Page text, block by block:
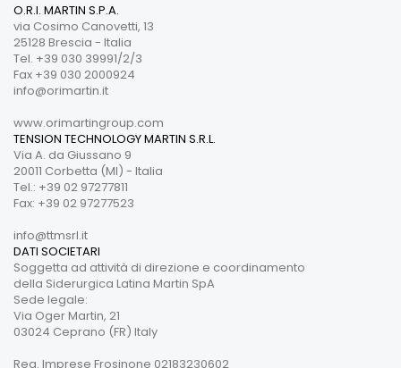
O.R.I. MARTIN S.P.A.
via Cosimo Canovetti, 13
25128 Brescia - Italia
Tel. +39 030 39991/2/3
Fax +39 030 2000924
info@orimartin.it
www.orimartingroup.com
TENSION TECHNOLOGY MARTIN S.R.L.
Via A. da Giussano 9
20011 Corbetta (MI) - Italia
Tel.: +39 02 97277811
Fax: +39 02 97277523
info@ttmsrl.it
DATI SOCIETARI
Soggetta ad attività di direzione e coordinamento
della Siderurgica Latina Martin SpA
Sede legale:
Via Oger Martin, 21
03024 Ceprano (FR) Italy
Reg. Imprese Frosinone 02183230602